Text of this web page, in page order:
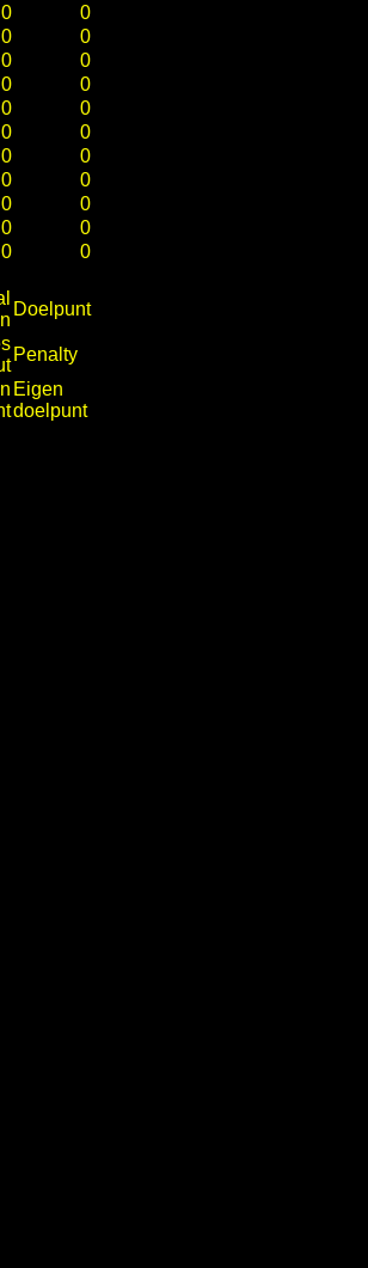
0
0
0
0
0
0
0
0
0
0
0
0
0
0
0
0
0
0
0
0
0
0
Doelpunt
Penalty
Eigen
doelpunt